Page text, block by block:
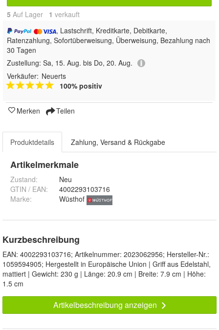
5 Auf Lager 1 verkauft
, Lastschrift, Kreditkarte, Debitkarte,
Ratenzahlung, Sofortüberweisung, Überweisung, Bezahlung nach
30 Tagen
Zustellung: Sa, 15. Aug. bis Do, 20. Aug.
Verkäufer: Neuerts
100% positiv
Merken Teilen
Produktdetails Zahlung, Versand & Rückgabe
Artikelmerkmale
Zustand:
Neu
GTIN / EAN:
4002293103716
Marke:
Wüsthof
Kurzbeschreibung
EAN: 4002293103716; Artikelnummer: 2023062956; Hersteller-Nr.:
1059594905; Hergestellt in Europäische Union | Griff aus Edelstahl,
mattiert | Gewicht: 230 g | Länge: 20.9 cm | Breite: 7.9 cm | Höhe:
1.5 cm
Artikelbeschreibung anzeigen